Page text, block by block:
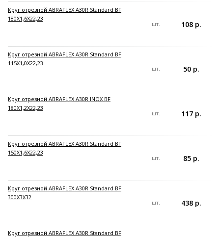
Круг отрезной ABRAFLEX A30R Standard BF
180X1,6X22,23
шт. 108 р.
Круг отрезной ABRAFLEX A30R Standard BF
115X1,0X22,23
шт. 50 р.
Круг отрезной ABRAFLEX A30R INOX BF
180X1,2X22,23
шт. 117 р.
Круг отрезной ABRAFLEX A30R Standard BF
150X1,6X22,23
шт. 85 р.
Круг отрезной ABRAFLEX A30R Standard BF
300X3X32
шт. 438 р.
Круг отрезной ABRAFLEX A30R Standard BF